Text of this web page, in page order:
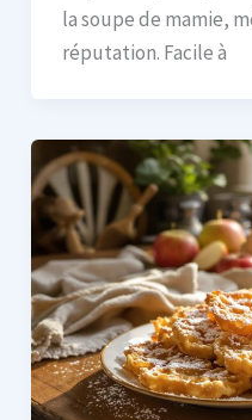
la soupe de mamie,
réputation. Facile à